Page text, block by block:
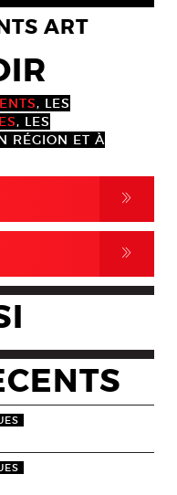
ART
, LES
, LES
RÉGION ET À
,
,